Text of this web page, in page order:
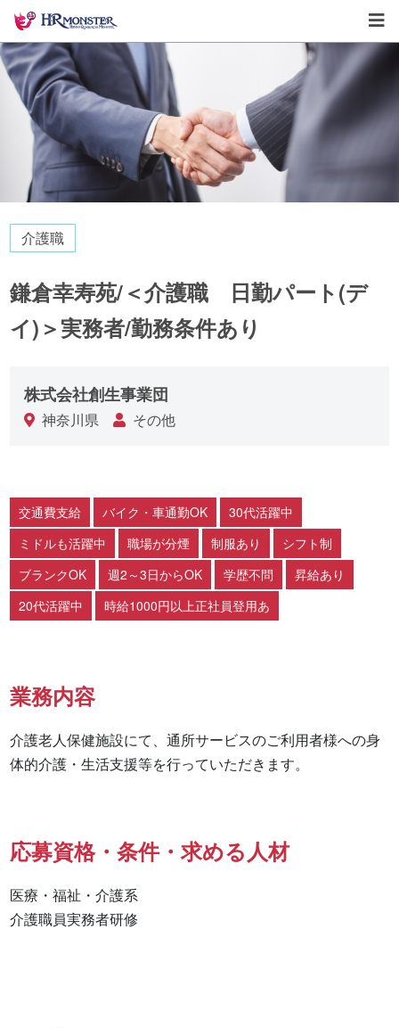
介護職
鎌倉幸寿苑/＜介護職 日勤パート(デ
イ)＞実務者/勤務条件あり
株式会社創生事業団
神奈川県 その他
交通費支給 バイク・車通勤OK
30代活躍中
ミドルも活躍中
職場が分煙 制服あり
シフト制
ブランクOK
週2～3日からOK 学歴不問
昇給あり
20代活躍中
時給1000円以上正社員登用あ
業務内容
介護老人保健施設にて、通所サービスのご利用者様への身
体的介護・生活支援等を行っていただきます。
応募資格・条件・求める人材
医療・福祉・介護系
介護職員実務者研修